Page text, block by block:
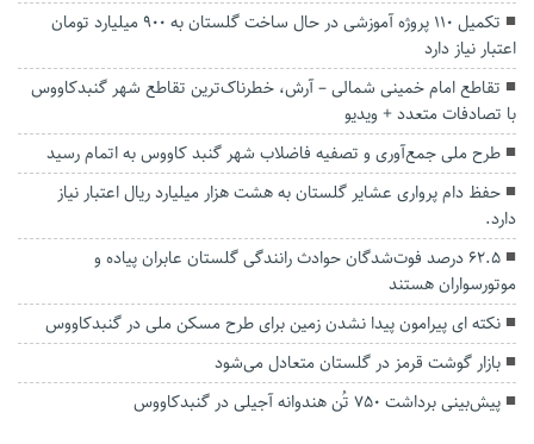
تکمیل ۱۱۰ پروژه آموزشی در حال ساخت گلستان به ۹۰۰ میلیارد تومان
اعتبار نیاز دارد
تقاطع امام خمینی شمالی – آرش، خطرناک‌ترین تقاطع شهر گنبدکاووس
با تصادفات متعدد + ویدیو
طرح ملی جمع‌آوری و تصفیه فاضلاب شهر گنبد کاووس به اتمام رسید
حفظ دام پرواری عشایر گلستان به هشت هزار میلیارد ریال اعتبار نیاز
دارد.
۶۲.۵ درصد فوت‌شدگان حوادث رانندگی گلستان عابران پیاده و
موتورسواران هستند
نکته ای پیرامون پیدا نشدن زمین برای طرح مسکن ملی در گنبدکاووس
بازار گوشت قرمز در گلستان متعادل می‌شود
پیش‌بینی برداشت ۷۵۰ تُن هندوانه آجیلی در گنبدکاووس